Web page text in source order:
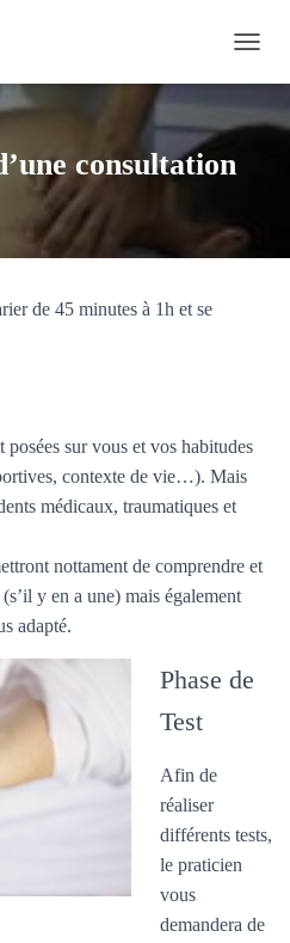
U
R
V
consultation
de 45 minutes à 1h et se
posées sur vous et vos habitudes
contexte de vie…). Mais
médicaux, traumatiques et
nottament de comprendre et
y en a une) mais également
adapté.
Phase de
Test
Afin de
réaliser
différents tests,
le praticien
vous
demandera de